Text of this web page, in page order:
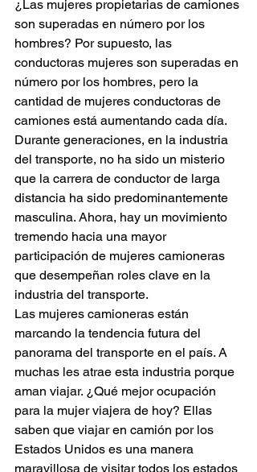
¿Las mujeres propietarias de camiones
son superadas en número por los
hombres? Por supuesto, las
conductoras mujeres son superadas en
número por los hombres, pero la
cantidad de mujeres conductoras de
camiones está aumentando cada día.
Durante generaciones, en la industria
del transporte, no ha sido un misterio
que la carrera de conductor de larga
distancia ha sido predominantemente
masculina. Ahora, hay un movimiento
tremendo hacia una mayor
participación de mujeres camioneras
que desempeñan roles clave en la
industria del transporte.
Las mujeres camioneras están
marcando la tendencia futura del
panorama del transporte en el país. A
muchas les atrae esta industria porque
aman viajar. ¿Qué mejor ocupación
para la mujer viajera de hoy? Ellas
saben que viajar en camión por los
Estados Unidos es una manera
maravillosa de visitar todos los estados